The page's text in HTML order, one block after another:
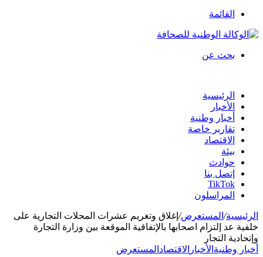
القائمة
بحث عن
الرئيسية
الأخبار
أخبار وطنية
تقارير خاصة
الاقتصاد
بيئة
حوادث
إتصل بنا
TikTok
المراسلون
الرئيسية/ المستعرض/ إغلاق وتغريم عشرات المحلات التجارية على
خلفية عد إلتزام اصحابها بالإتفاقية الموقعة بين وزارة التجارة
وإتحادية التجار
أخبار وطنية الأخبار الاقتصاد المستعرض